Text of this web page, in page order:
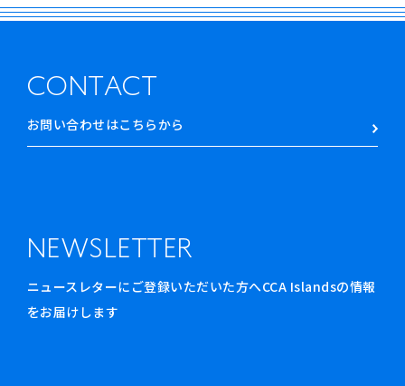
CONTACT
お問い合わせはこちらから
NEWSLETTER
ニュースレターにご登録いただいた方へCCA Islandsの情報
をお届けします